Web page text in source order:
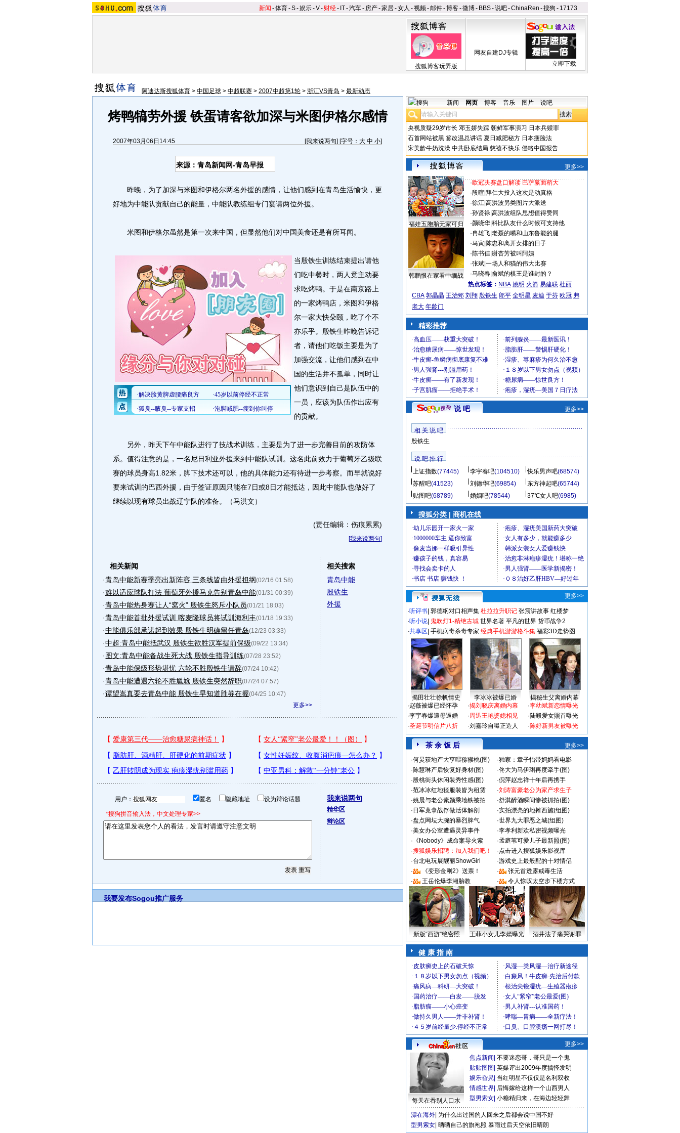
新闻 -体育-S-娱乐-V- 财经- IT-汽车- 房产-家居-女人 -视频-邮件-博客-微博- BBS-说吧-ChinaRen -搜狗 - 17173
搜狐博客玩弄版
网友自建DJ专辑
立即下载
阿迪达斯搜狐体育 > 中国足球 > 中超联赛 > 2007中超第1轮 > 浙江VS青岛 > 最新动态
烤鸭犒劳外援 铁蛋请客欲加深与米图伊格尔感情
2007年03月06日14:45 [我来说两句] [字号： 大 中 小]
来源：青岛新闻网-青岛早报
昨晚，为了加深与米图和伊格尔两名外援的感情，让他们感到在青岛生活愉快，更
好地为中能队贡献自己的能量，中能队教练组专门宴请两位外援。
米图和伊格尔虽然是第一次来中国，但显然他们对中国美食还是有所耳闻。
当殷铁生训练结束提出请他
们吃中餐时，两人竟主动要
求吃烤鸭。于是在南京路上
的一家烤鸭店，米图和伊格
尔一家大快朵颐，吃了个不
亦乐乎。殷铁生昨晚告诉记
者，请他们吃饭主要是为了
加强交流，让他们感到在中
国的生活并不孤单，同时让
他们意识到自己是队伍中的
一员，应该为队伍作出应有
的贡献。
另外，昨天下午中能队进行了技战术训练，主要是为了进一步完善目前的攻防体
系。值得注意的是，一名尼日利亚外援来到中能队试训。这名此前效力于葡萄牙乙级联
赛的球员身高1.82米，脚下技术还可以，他的具体能力还有待进一步考察。而早就说好
要来试训的巴西外援，由于签证原因只能在7日或8日才能抵达，因此中能队也做好了
继续以现有球员出战辽宁队的准备。（马洪文）
(责任编辑：伤痕累累)
[我来说两句]
相关新闻
·青岛中能新赛季亮出新阵容 三条线皆由外援担纲(02/16 01:58)
·难以适应球队打法 葡萄牙外援马克告别青岛中能(01/31 00:39)
·青岛中能热身赛让人“窝火” 殷铁生怒斥小队员(01/21 18:03)
·青岛中能首批外援试训 喀麦隆球员将试训海利丰(01/18 19:33)
·中能俱乐部承诺起到效果 殷铁生明确留任青岛(12/23 03:33)
·中超:青岛中能抵武汉 殷铁生欲胜汉军提前保级(09/22 13:34)
·图文:青岛中能备战生死大战 殷铁生指导训练(07/28 23:52)
·青岛中能保级形势堪忧 六轮不胜殷铁生请辞(07/24 10:42)
·青岛中能遭遇六轮不胜尴尬 殷铁生突然辞职(07/24 07:57)
·谭望嵩真要去青岛中能 殷铁生早知道胜券在握(04/25 10:47)
更多>>
相关搜索
青岛中能
殷铁生
外援
用户： 匿名 隐藏地址 设为辩论话题
*搜狗拼音输入法，中文处理专家>>
我来说两句
精华区
辩论区
我要发布Sogou推广服务
新闻 网页 博客 音乐 图片 说吧
央视质疑29岁市长 邓玉娇失踪 朝鲜军事演习 日本兵赎罪
石首网站被黑 篡改温总讲话 夏日减肥秘方 日本瘦脸法
宋美龄牛奶洗澡 中共卧底结局 慈禧不快乐 侵略中国报告
更多>>
福娃五胞胎无家可归
韩鹏恨在家看中缅战
·欧冠决赛盘口解读 巴萨赢面稍大
·段暄 拜仁大投入这次是动真格
·徐江| 高洪波另类图片大派送
·孙贤禄| 高洪波组队思想值得赞同
·颜晓华| 科比队友什么时候可支持他
·冉雄飞| 老聂的嘴和山东鲁能的腿
·马寅| 陈忠和离开女排的日子
·陈书佳| 谢杏芳被叫阿姨
·张斌| 一场人和猫的伟大比赛
·马晓春| 俞斌的棋王是谁封的？
热点标签： NBA 姚明 火箭 易建联 杜丽
CBA 郭晶晶 王治郅 刘翔 殷铁生 郎平 全明星 麦迪 于芬 欧冠 弗
老大 年龄门
精彩推荐
说 吧 更多>>
相 关 说 吧
殷铁生
说 吧 排 行
上证指数(77445) 李宇春吧(104510) 快乐男声吧(68574)
苏醒吧(41523) 刘德华吧(69854) 东方神起吧(65744)
贴图吧(68789) 婚姻吧(78544) 37℃女人吧(6985)
搜狐分类 | 商机在线
更多>>
·听评书 郭德纲对口相声集 杜拉拉升职记 张震讲故事 红楼梦
·听小说 鬼吹灯1-精绝古城 世界名著 平凡的世界 货币战争2
·共享区 手机病毒杀毒专家 经典手机游游格斗集 福彩3D走势图
揭田壮壮徐帆情史 李冰冰被爆已婚
揭秘生父离婚内幕
·赵薇被爆已经怀孕
·李宇春爆遭母逼婚
·圣诞节明信片八折
·揭刘晓庆离婚内幕
·周迅王艳婆媳相见
·刘嘉玲自曝正造人
·李幼斌新恋情曝光
·陆毅爱女照首曝光
·陈好新男友被曝光
茶 余 饭 后
更多>>
·何炅获地产大亨喂猕猴桃(图) ·独家：章子怡带妈妈看电影
·陈慧琳产后恢复好身材(图) ·佟大为马伊琍再度牵手(图)
·殷桃街头休闲装秀性感(图) ·倪萍赵忠祥十年后再携手
·范冰冰红地毯服装皆为租赁 ·刘涛富豪老公为家产求生子
·姚晨与老公素颜乘地铁被拍 ·舒淇醉酒瞬间惨被抓拍(图)
· 日军竟拿战俘做活体解剖 ·实拍漂亮的地摊西施(组图)
·盘点网坛大腕的暴烈脾气 ·世界九大罪恶之城(组图)
·美女办公室遭遇灵异事件 ·李孝利新欢私密视频曝光
· 《Nobody》成命案导火索 ·孟庭苇可爱儿子最新照(图)
·搜狐娱乐招聘：加入我们吧！ ·点击进入搜狐娱乐影视库
·台北电玩展靓丽ShowGirl ·游戏史上最般配的十对情侣
·
《变形金刚2》送票！ ·
张元首透露戒毒生活
·
王岳伦爆李湘胎教 · 令人惊叹太空步下楼方式
新版“西游”绝密照 王菲小女儿李嫣曝光 酒井法子痛哭谢罪
健 康 指 南
更多>>
每天在吞别人口水
焦点新闻 不要迷恋哥，哥只是一个鬼
贴贴图图 英媒评出2009年度搞怪发明
娱乐旮旯 当红明星不仅仅是名利双收
情感世界 后悔嫁给这样一个山西男人
型男索女 小糖精归来，在海边轻轻舞
漂在海外 为什么出过国的人回来之后都会说中国不好
型男索女 晒晒自己的旗袍照 暴雨过后天空依旧晴朗